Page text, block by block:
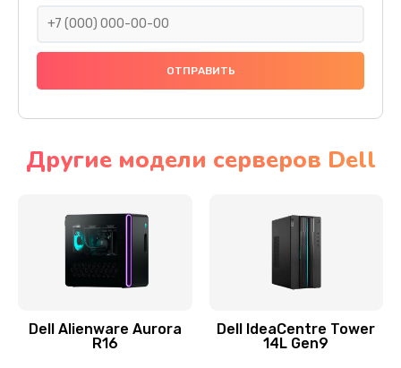
Ремонт цепей питания
Ремонт разъема питания
Другие модели серверов Dell
Dell Alienware Aurora
R16
Dell IdeaCentre Tower
14L Gen9